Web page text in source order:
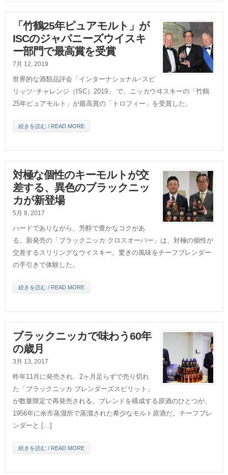
「竹鶴25年ピュアモルト」が
ISCのジャパニーズウイスキ
ー部門で最高賞を受賞
7月 12, 2019
世界的な酒類品評会「インターナショナル･スピ
リッツ･チャレンジ（ISC）2019」 で、ニッカウヰスキーの「竹鶴
25年ピュアモルト」が最高賞の「トロフィー」を受賞した。
続きを読む / READ MORE
対極な個性のキーモルトが交
差する、異色のブラックニッ
カが新登場
5月 8, 2017
ハードでありながら、芳醇で豊かなコクがあ
る。新発売の「ブラックニッカ クロスオーバー」は、対極の個性が
交差するスリリングなウイスキー。驚きの風味をチーフブレンダー
の手引きで体験した。
続きを読む / READ MORE
ブラックニッカで味わう60年
の歳月
3月 13, 2017
昨年11月に発売され、2ヶ月足らずで売り切れ
た「ブラックニッカ ブレンダーズスピリット」
が数量限定で再発売される。ブレンドを構成する原酒のひとつが、
1956年に余市蒸溜所で蒸溜された希少なモルト原酒だ。チーフブレ
ンダーと […]
続きを読む / READ MORE